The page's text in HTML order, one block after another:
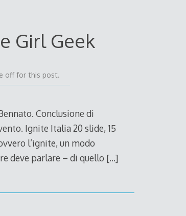
Girl Geek
off for this post.
Conclusione di
Ignite Italia 20 slide, 15
l’ignite, un modo
deve parlare – di quello […]